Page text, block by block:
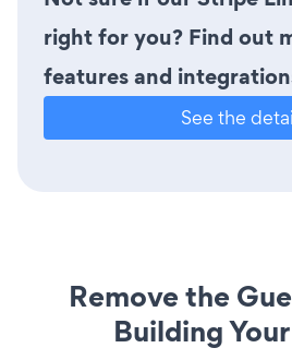
right for you? Find out
features and
See the
Remove the
Building